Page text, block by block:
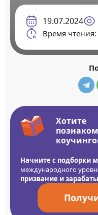
19.07.2024
Время
Хотите
Начните с подборки
международного
призвание и